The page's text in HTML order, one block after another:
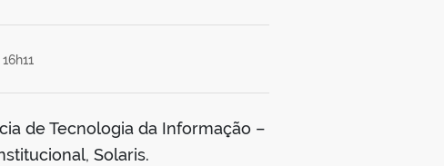
de Tecnologia da Informação –
Solaris.